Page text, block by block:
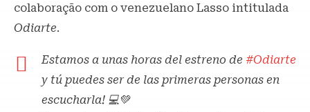
colaboração com o venezuelano Lasso intitulada
Odiarte.
Estamos a unas horas del estreno de #Odiarte
y tú puedes ser de las primeras personas en
escucharla! 💻💚